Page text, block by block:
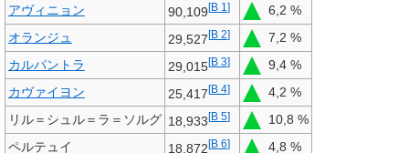
アヴィニョン 90,109[B 1 ]
6,2 %
オランジュ
29,527[B 2]
7,2 %
カルパントラ
29,015[B 3]
9,4 %
カヴァイヨン
25,417[B 4]
4,2 %
リル＝シュル＝ラ＝ソルグ 18,933[B 5]
10,8 %
ペルテュイ
18,872[B 6] 4,8 %